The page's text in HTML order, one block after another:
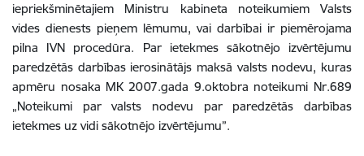
iepriekšminētajiem Ministru kabineta noteikumiem Valsts
vides dienests pieņem lēmumu, vai darbībai ir piemērojama
pilna IVN procedūra. Par ietekmes sākotnējo izvērtējumu
paredzētās darbības ierosinātājs maksā valsts nodevu, kuras
apmēru nosaka MK 2007.gada 9.oktobra noteikumi Nr.689
„Noteikumi par valsts nodevu par paredzētās darbības
ietekmes uz vidi sākotnējo izvērtējumu”.